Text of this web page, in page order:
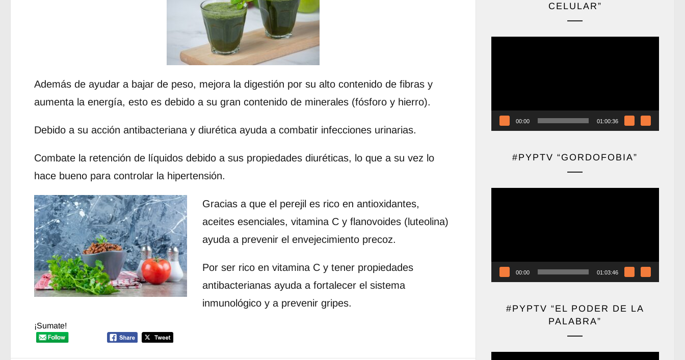
Además de ayudar a bajar de peso, mejora la digestión por su alto contenido de fibras y
aumenta la energía, esto es debido a su gran contenido de minerales (fósforo y hierro).
Debido a su acción antibacteriana y diurética ayuda a combatir infecciones urinarias.
Combate la retención de líquidos debido a sus propiedades diuréticas, lo que a su vez lo
hace bueno para controlar la hipertensión.
Gracias a que el perejil es rico en antioxidantes,
aceites esenciales, vitamina C y flanovoides (luteolina)
ayuda a prevenir el envejecimiento precoz.
Por ser rico en vitamina C y tener propiedades
antibacterianas ayuda a fortalecer el sistema
inmunológico y a prevenir gripes.
¡Sumate!
CELULAR”
00:00 01:00:36
#PYPTV “GORDOFOBIA”
00:00 01:03:46
#PYPTV “EL PODER DE LA
PALABRA”